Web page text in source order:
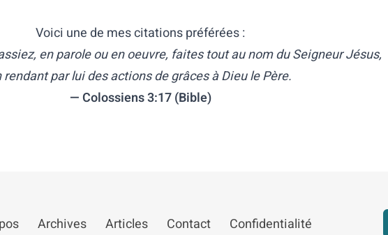
Voici une de mes citations préférées :
en parole ou en oeuvre, faites tout au nom du Seigneur Jésus,
rendant par lui des actions de grâces à Dieu le Père.
Colossiens 3:17 (Bible)
Archives Articles Contact Confidentialité